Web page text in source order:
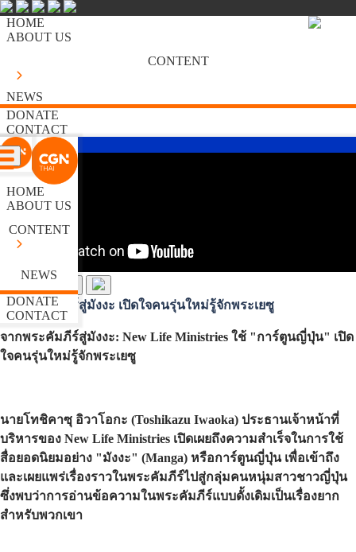
HOME
ABOUT US
CONTENT
NEWS
DONATE
CONTACT
HOME
ABOUT US
CONTENT
NEWS
DONATE
CONTACT
จากพระคัมภีร์สู่มังงะ เปิดใจคนรุ่นใหม่รู้จักพระเยซู
จากพระคัมภีร์สู่มังงะ: New Life Ministries ใช้ "การ์ตูนญี่ปุ่น" เปิด
ใจคนรุ่นใหม่รู้จักพระเยซู
นายโทชิคาซุ อิวาโอกะ (Toshikazu Iwaoka) ประธานเจ้าหน้าที่
บริหารของ New Life Ministries เปิดเผยถึงความสำเร็จในการใช้
สื่อยอดนิยมอย่าง "มังงะ" (Manga) หรือการ์ตูนญี่ปุ่น เพื่อเข้าถึง
และเผยแพร่เรื่องราวในพระคัมภีร์ไปสู่กลุ่มคนหนุ่มสาวชาวญี่ปุ่น
ซึ่งพบว่าการอ่านข้อความในพระคัมภีร์แบบดั้งเดิมเป็นเรื่องยาก
สำหรับพวกเขา